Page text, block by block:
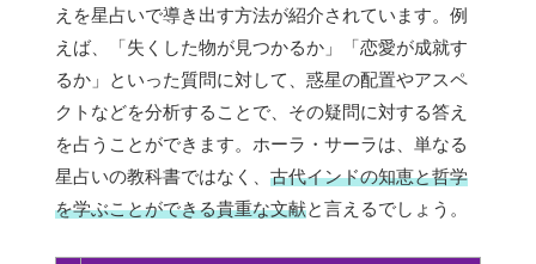
えを星占いで導き出す方法が紹介されています。例
えば、「失くした物が見つかるか」「恋愛が成就す
るか」といった質問に対して、惑星の配置やアスペ
クトなどを分析することで、その疑問に対する答え
を占うことができます。ホーラ・サーラは、単なる
星占いの教科書ではなく、 古代インドの知恵と哲学
を学ぶことができる貴重な文献と言えるでしょう。